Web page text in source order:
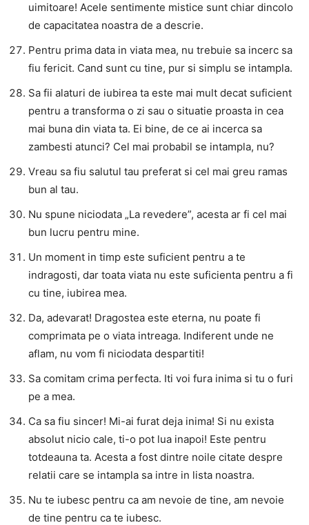
uimitoare! Acele sentimente mistice sunt chiar dincolo
de capacitatea noastra de a descrie.
Pentru prima data in viata mea, nu trebuie sa incerc sa
fiu fericit. Cand sunt cu tine, pur si simplu se intampla.
Sa fii alaturi de iubirea ta este mai mult decat suficient
pentru a transforma o zi sau o situatie proasta in cea
mai buna din viata ta. Ei bine, de ce ai incerca sa
zambesti atunci? Cel mai probabil se intampla, nu?
Vreau sa fiu salutul tau preferat si cel mai greu ramas
bun al tau.
Nu spune niciodata „La revedere”, acesta ar fi cel mai
bun lucru pentru mine.
Un moment in timp este suficient pentru a te
indragosti, dar toata viata nu este suficienta pentru a fi
cu tine, iubirea mea.
Da, adevarat! Dragostea este eterna, nu poate fi
comprimata pe o viata intreaga. Indiferent unde ne
aflam, nu vom fi niciodata despartiti!
Sa comitam crima perfecta. Iti voi fura inima si tu o furi
pe a mea.
Ca sa fiu sincer! Mi-ai furat deja inima! Si nu exista
absolut nicio cale, ti-o pot lua inapoi! Este pentru
totdeauna ta. Acesta a fost dintre noile citate despre
relatii care se intampla sa intre in lista noastra.
Nu te iubesc pentru ca am nevoie de tine, am nevoie
de tine pentru ca te iubesc.